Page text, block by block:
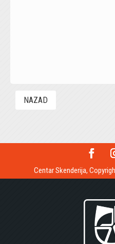
NAZAD
Centar Skenderija,